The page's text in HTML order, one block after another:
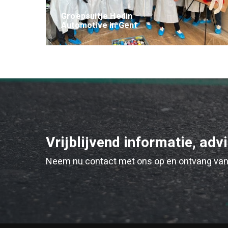
Groepsuitje Hedin
Automotive in Gent
Vrijblijvend informatie,
Neem nu contact met ons op en ontvang